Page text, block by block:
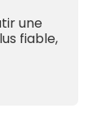
une
fiable,